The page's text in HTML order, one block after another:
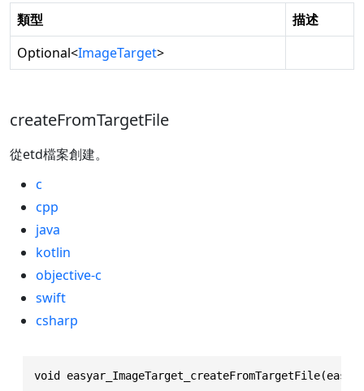
類型
描述
Optional<ImageTarget>
createFromTargetFile
從etd檔案創建。
c
cpp
java
kotlin
objective-c
swift
csharp
void